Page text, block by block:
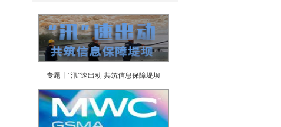
专题丨“汛”速出动 共筑信息保障堤坝